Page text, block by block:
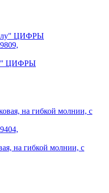
ЦИФРЫ
на гибкой молнии, с